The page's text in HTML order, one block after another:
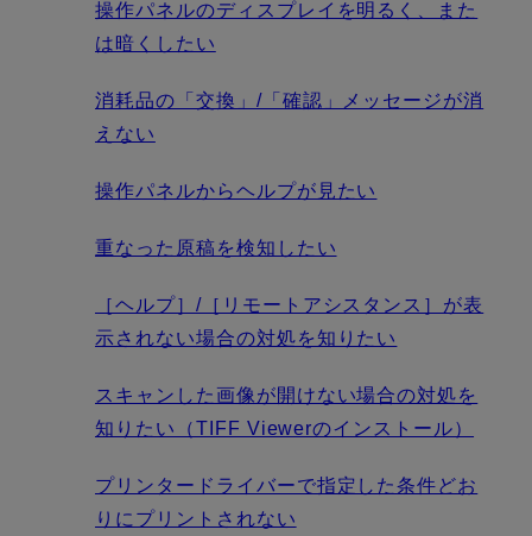
操作パネルのディスプレイを明るく、また
は暗くしたい
消耗品の「交換」/「確認」メッセージが消
えない
操作パネルからヘルプが見たい
重なった原稿を検知したい
［ヘルプ］/［リモートアシスタンス］が表
示されない場合の対処を知りたい
スキャンした画像が開けない場合の対処を
知りたい（TIFF Viewerのインストール）
プリンタードライバーで指定した条件どお
りにプリントされない